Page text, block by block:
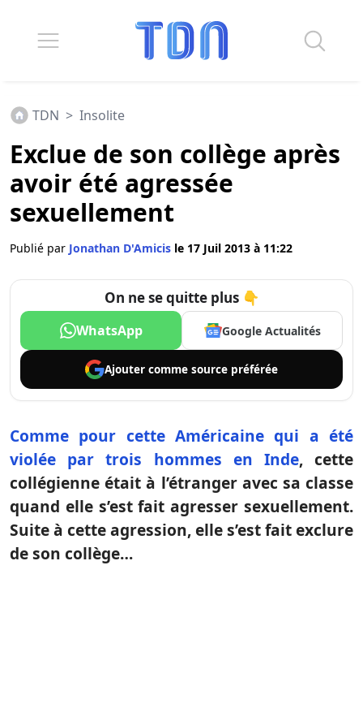
TDN > Insolite
Exclue de son collège après
avoir été agressée
sexuellement
Publié par Jonathan D'Amicis le 17 Juil 2013 à 11:22
On ne se quitte plus 👇
WhatsApp Google Actualités
Ajouter comme source préférée
Comme pour cette Américaine qui a été
violée par trois hommes en Inde, cette
collégienne était à l’étranger avec sa classe
quand elle s’est fait agresser sexuellement.
Suite à cette agression, elle s’est fait exclure
de son collège…